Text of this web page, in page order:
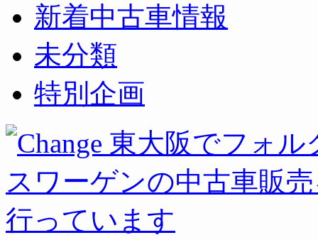
新着中古車情報
未分類
特別企画